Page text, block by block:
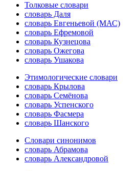
Толковые словари
словарь Даля
словарь Евгеньевой (МАС)
словарь Ефремовой
словарь Кузнецова
словарь Ожегова
словарь Ушакова
Этимологические словари
словарь Крылова
словарь Семёнова
словарь Успенского
словарь Фасмера
словарь Шанского
Словари синонимов
словарь Абрамова
словарь Александровой